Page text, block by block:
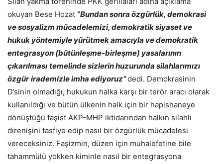
okuyan Bese Hozat “Bundan sonra özgürlük, demokrasi
ve sosyalizm mücadelemizi, demokratik siyaset ve
hukuk yöntemiyle yürütmek amacıyla ve demokratik
entegrasyon (bütünleşme-birleşme) yasalarının
çıkarılması temelinde sizlerin huzurunda silahlarımızı
özgür irademizle imha ediyoruz”dedi. Demokrasinin
D’sinin olmadığı, hukukun halka karşı bir terör aracı olarak
kullanıldığı ve bütün ülkenin halk için bir hapishaneye
dönüştüğü faşist AKP-MHP iktidarından halkın silahlı
direnişini tasfiye edip nasıl bir özgürlük mücadelesi
vereceksiniz. Faşizmin, düzen için muhalefetine bile
tahammülü yokken kiminle nasıl bir entegrasyona